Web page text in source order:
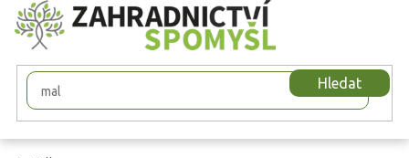
Přejít
na
obsah
Hledat